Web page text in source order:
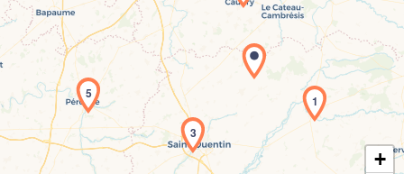
Chargement de la carte en cours...
1
3
5
+